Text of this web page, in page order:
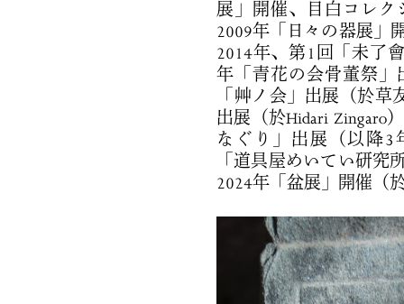
展」開催、目白コレク
2009年「日々の器展」
2014年、第1回「未了
年「青花の会骨董祭」
「艸ノ会」出展（於
出展（於Hidari Zingaro
なぐり」出展（以降3
「道具屋めいてい研究
2024年「盆展」開催（